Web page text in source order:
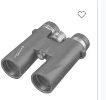
Збільшення мікроскопа:
Збільшення окуляра: 10х,
Вага: 2.48 кг